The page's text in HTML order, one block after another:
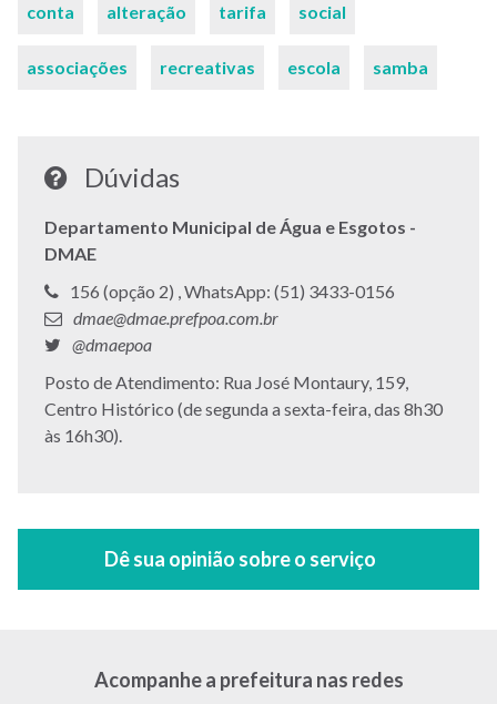
conta alteração tarifa social
associações recreativas escola samba
Dúvidas
Departamento Municipal de Água e Esgotos -
DMAE
Telefone:
156 (opção 2) ,Telefone:
WhatsApp: (51) 3433-0156
E-
mail:
dmae@dmae.prefpoa.com.br
Twitter:
@dmaepoa
Endereço:
Posto de Atendimento: Rua José Montaury, 159,
Centro Histórico (de segunda a sexta-feira, das 8h30
às 16h30).
Acompanhe a prefeitura nas redes